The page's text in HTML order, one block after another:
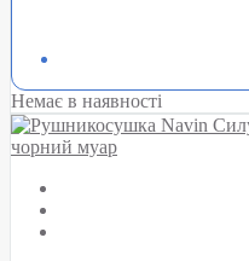
Немає в наявності